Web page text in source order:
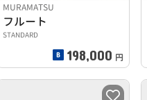
MURAMATSU
フルート
STANDARD
198,000 円